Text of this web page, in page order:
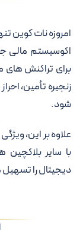
امروزه نات کوین
اکوسیستم مالی
برای تراکنش های
زنجیره تأمین،
شود.
علاوه بر این،
با سایر بلاکچین
دیجیتال را